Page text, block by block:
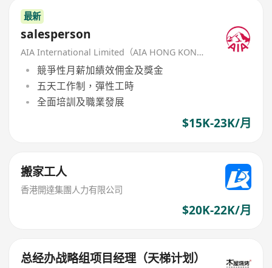
最新
salesperson
AIA International Limited（AIA HONG KONG）
競爭性月薪加績效佣金及獎金
五天工作制，彈性工時
全面培訓及職業發展
$15K-23K/月
搬家工人
香港開達集團人力有限公司
$20K-22K/月
总经办战略组项目经理（天梯计划）